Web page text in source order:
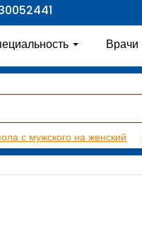
Врачи
с мужского на женский